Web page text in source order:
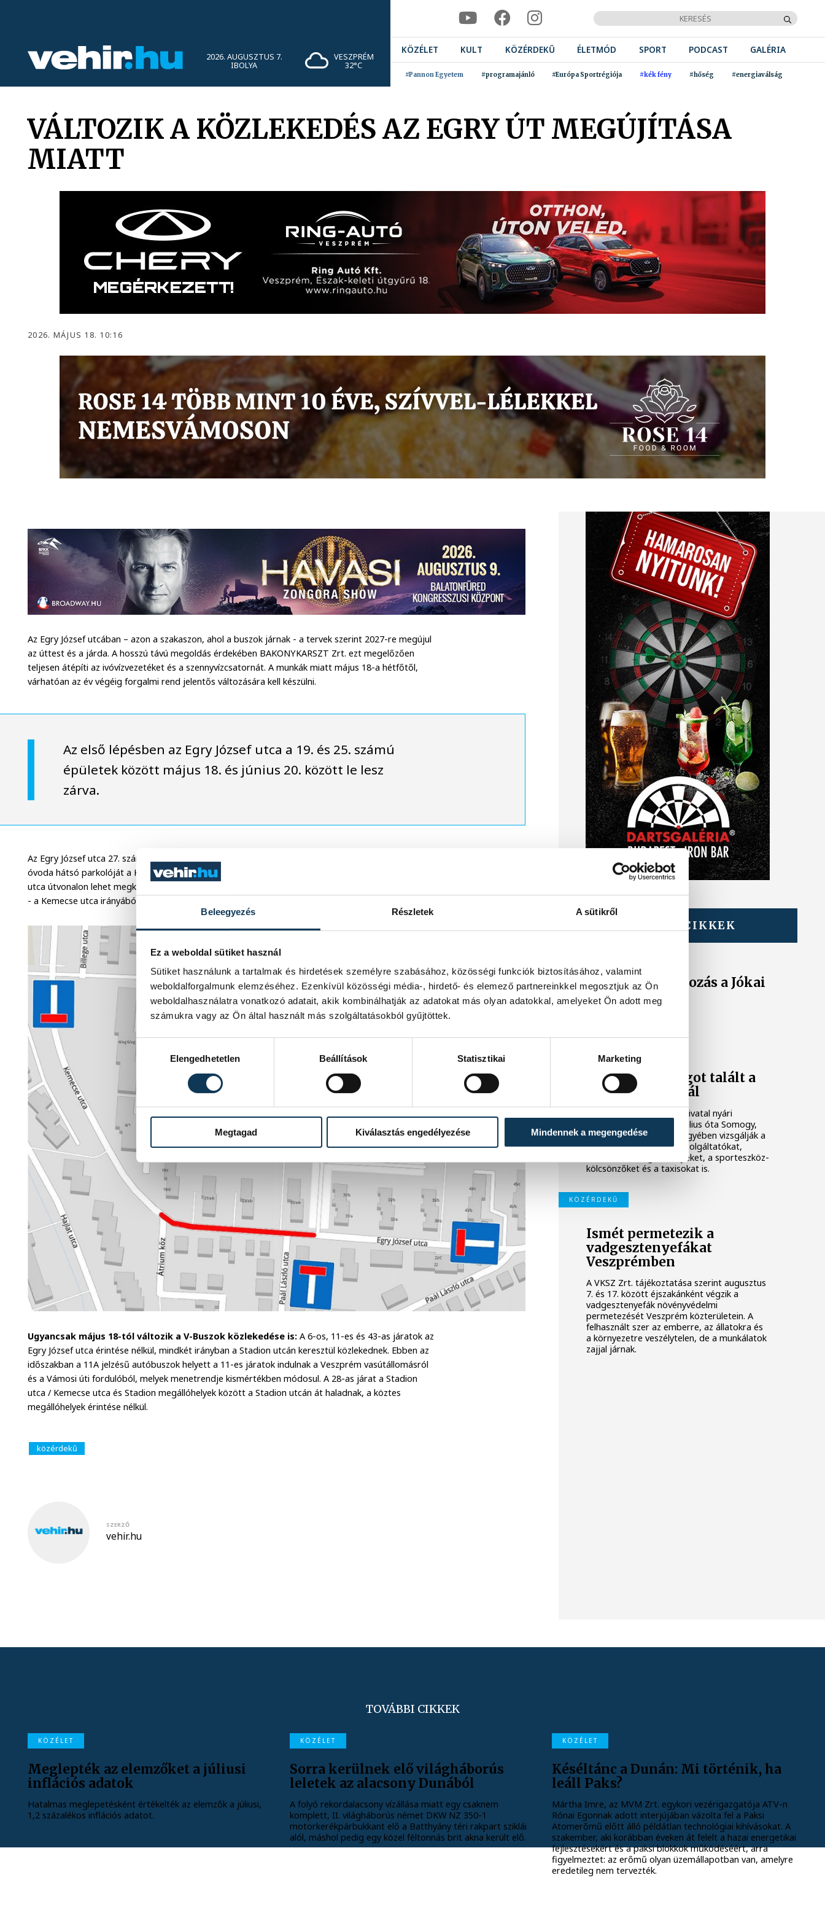
Beleegyezés Részletek A sütikről
Ez a weboldal sütiket használ
Sütiket használunk a tartalmak és hirdetések személyre szabásához, közösségi funkciók biztosításához, valamint
weboldalforgalmunk elemzéséhez. Ezenkívül közösségi média-, hirdető- és elemező partnereinkkel megosztjuk az Ön
weboldalhasználatra vonatkozó adatait, akik kombinálhatják az adatokat más olyan adatokkal, amelyeket Ön adott meg
számukra vagy az Ön által használt más szolgáltatásokból gyűjtöttek.
Elengedhetetlen
Beállítások Statisztikai Marketing
Megtagad Kiválasztás engedélyezése Mindennek a megengedése
2026. AUGUSZTUS 7.
IBOLYA
VESZPRÉM
32°C
KÖZÉLET KULT KÖZÉRDEKŰ ÉLETMÓD SPORT PODCAST GALÉRIA
#Pannon Egyetem #programajánló #Európa Sportrégiója #kék fény #hőség #energiaválság
VÁLTOZIK A KÖZLEKEDÉS AZ EGRY ÚT MEGÚJÍTÁSA
MIATT
2026. MÁJUS 18. 10:16
Az Egry József utcában – azon a szakaszon, ahol a buszok járnak - a tervek szerint 2027-re megújul
az úttest és a járda. A hosszú távú megoldás érdekében BAKONYKARSZT Zrt. ezt megelőzően
teljesen átépíti az ivóvízvezetéket és a szennyvízcsatornát. A munkák miatt május 18-a hétfőtől,
várhatóan az év végéig forgalmi rend jelentős változására kell készülni.
Az első lépésben az Egry József utca a 19. és 25. számú
épületek között május 18. és június 20. között le lesz
zárva.
Az Egry József utca 27. számú házat követő ingatlanokat, illetve az ott lévő parkolókat – az Egry úti
óvoda hátsó parkolóját a Kisfaludy utca - Paál László utca, valamint a Dugovics utca – Paál László
utca útvonalon lehet megközelíteni. A lezárt útszakaszban lévő épületeket (Egry utca 8.; 10.; 12.; 14.)
- a Kemecse utca irányából lehet megközelíteni.
Ugyancsak május 18-tól változik a V-Buszok közlekedése is: A 6-os, 11-es és 43-as járatok az
Egry József utca érintése nélkül, mindkét irányban a Stadion utcán keresztül közlekednek. Ebben az
időszakban a 11A jelzésű autóbuszok helyett a 11-es járatok indulnak a Veszprém vasútállomásról
és a Vámosi úti fordulóból, melyek menetrendje kismértékben módosul. A 28-as járat a Stadion
utca / Kemecse utca és Stadion megállóhelyek között a Stadion utcán át haladnak, a köztes
megállóhelyek érintése nélkül.
közérdekű
SZERZŐ
vehir.hu
TOVÁBBI CIKKEK
Ideiglenes
forgalomkorlátozás a Jókai
utcában
Rengeteg
szabálytalanságot talált a
NAV a Balatonnál
A Nemzeti Adó- és Vámhivatal nyári
ellenőrzéssorozatában július óta Somogy,
Veszprém és Zala vármegyében vizsgálják a
legforgalmasabb nyári szolgáltatókat,
köztük a vendéglátóhelyeket, a sporteszköz-
kölcsönzőket és a taxisokat is.
KÖZÉRDEKŰ
Ismét permetezik a
vadgesztenyefákat
Veszprémben
A VKSZ Zrt. tájékoztatása szerint augusztus
7. és 17. között éjszakánként végzik a
vadgesztenyefák növényvédelmi
permetezését Veszprém közterületein. A
felhasznált szer az emberre, az állatokra és
a környezetre veszélytelen, de a munkálatok
zajjal járnak.
TOVÁBBI CIKKEK
KÖZÉLET
Meglepték az elemzőket a júliusi
inflációs adatok
Hatalmas meglepetésként értékelték az elemzők a júliusi,
1,2 százalékos inflációs adatot.
KÖZÉLET
Sorra kerülnek elő világháborús
leletek az alacsony Dunából
A folyó rekordalacsony vízállása miatt egy csaknem
komplett, II. világháborús német DKW NZ 350-1
motorkerékpárbukkant elő a Batthyány téri rakpart sziklái
alól, máshol pedig egy közel féltonnás brit akna került elő.
KÖZÉLET
Késéltánc a Dunán: Mi történik, ha
leáll Paks?
Mártha Imre, az MVM Zrt. egykori vezérigazgatója ATV-n
Rónai Egonnak adott interjújában vázolta fel a Paksi
Atomerőmű előtt álló példátlan technológiai kihívásokat. A
szakember, aki korábban éveken át felelt a hazai energetikai
fejlesztésekért és a paksi blokkok működéséért, arra
figyelmeztet: az erőmű olyan üzemállapotban van, amelyre
eredetileg nem tervezték.